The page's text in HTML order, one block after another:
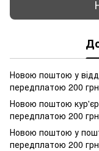
Новою поштою у
передплатою 200
Новою поштою
передплатою 200
Новою поштою у
передплатою 200